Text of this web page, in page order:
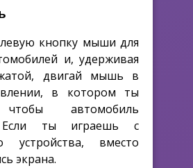
кнопку мыши для
и, удерживая
двигай мышь в
в котором ты
автомобиль
Если ты играешь с
устройства, вместо
экрана.